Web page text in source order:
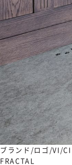
ブランド/ロゴ/VI/CI
FRACTAL